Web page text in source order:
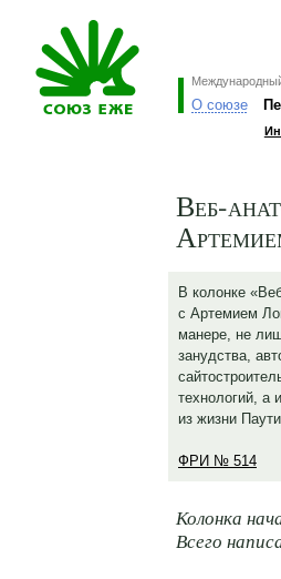
О союзе
Веб-
В колонке
с Артемием
манере, не
занудства,
технологий, а
из жизни
ФРИ № 514
Колонка
Всего